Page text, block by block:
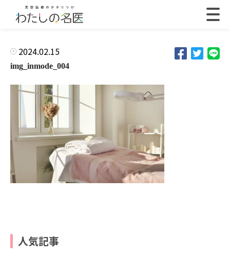
2024.02.15
img_inmode_004
人気記事